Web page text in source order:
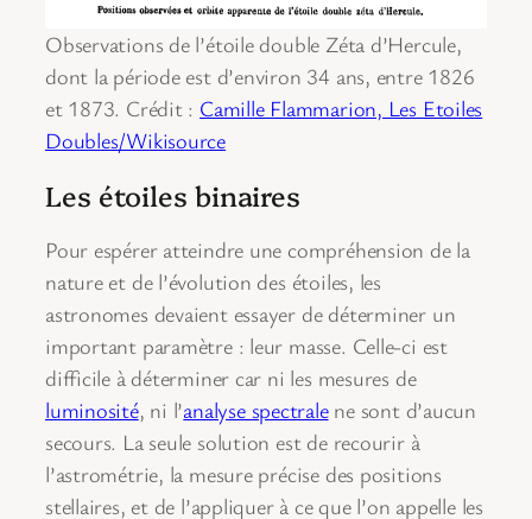
Observations de l’étoile double Zéta d’Hercule,
dont la période est d’environ 34 ans, entre 1826
et 1873. Crédit : Camille Flammarion, Les Etoiles
Doubles/Wikisource
Les étoiles binaires
Pour espérer atteindre une compréhension de la
nature et de l’évolution des étoiles, les
astronomes devaient essayer de déterminer un
important paramètre : leur masse. Celle-ci est
difficile à déterminer car ni les mesures de
luminosité, ni l’analyse spectralene sont d’aucun
secours. La seule solution est de recourir à
l’astrométrie, la mesure précise des positions
stellaires, et de l’appliquer à ce que l’on appelle les